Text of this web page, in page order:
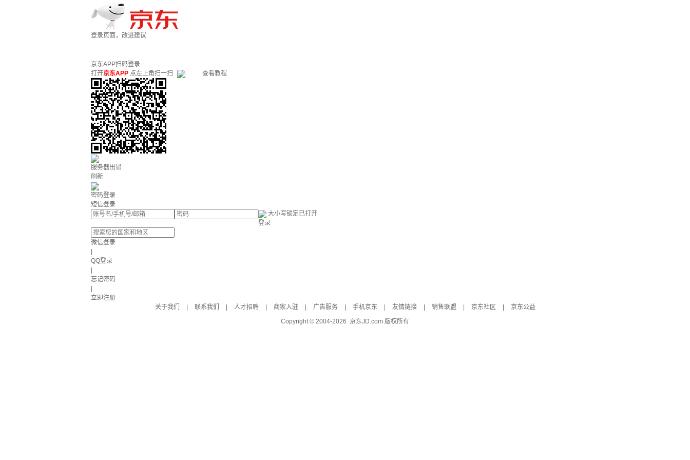
登录页面，改进建议
京东APP扫码登录
打开京东APP 点左上角扫一扫 查看教程
服务器出错
刷新
密码登录
短信登录
大小写锁定已打开
登录
微信登录
QQ登录
忘记密码
立即注册
关于我们
联系我们 人才招聘 商家入驻 广告服务 手机京东 友情链接 销售联盟 京东社区
京东公益
Copyright © 2004-2026 京东JD.com 版权所有